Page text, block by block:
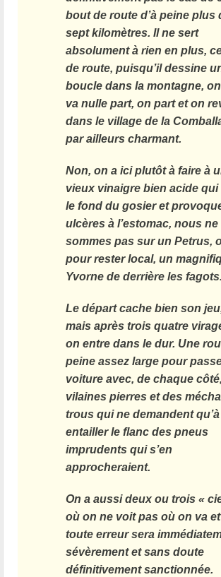
bout de route d’à peine plus
sept kilomètres. Il ne sert
absolument à rien en plus,
de route, puisqu’il dessine
boucle dans la montagne,
va nulle part, on part et on
dans le village de la
par ailleurs charmant.
Non, on a ici plutôt à faire à
vieux vinaigre bien acide qui
le fond du gosier et
ulcères à l’estomac, nous ne
sommes pas sur un Petrus,
pour rester local, un
Yvorne de derrière les fagots.
Le départ cache bien son
mais après trois quatre
on entre dans le dur. Une
peine assez large pour
voiture avec, de chaque
vilaines pierres et des
trous qui ne demandent qu’à
entailler le flanc des pneus
imprudents qui s’en
approcheraient.
On a aussi deux ou trois «
où on ne voit pas où on va
toute erreur sera
sévèrement et sans doute
définitivement sanctionnée.